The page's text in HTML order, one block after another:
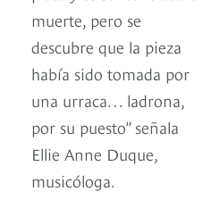
muerte, pero se
descubre que la pieza
había sido tomada por
una urraca… ladrona,
por su puesto” señala
Ellie Anne Duque,
musicóloga.